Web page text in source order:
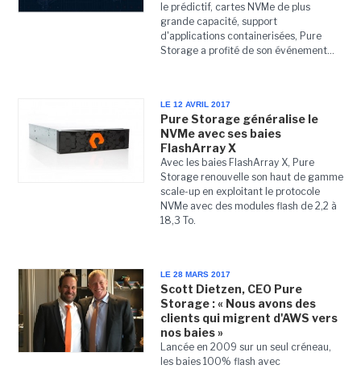
le prédictif, cartes NVMe de plus
grande capacité, support
d'applications containerisées, Pure
Storage a profité de son événement...
LE 12 AVRIL 2017
Pure Storage généralise le
NVMe avec ses baies
FlashArray X
Avec les baies FlashArray X, Pure
Storage renouvelle son haut de gamme
scale-up en exploitant le protocole
NVMe avec des modules flash de 2,2 à
18,3 To.
LE 28 MARS 2017
Scott Dietzen, CEO Pure
Storage : « Nous avons des
clients qui migrent d'AWS vers
nos baies »
Lancée en 2009 sur un seul créneau,
les baies 100% flash avec